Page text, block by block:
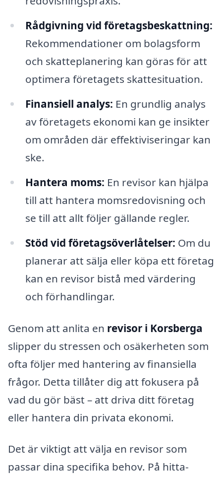
Rådgivning vid företagsbeskattning:
Rekommendationer om bolagsform
och skatteplanering kan göras för att
optimera företagets skattesituation.
Finansiell analys: En grundlig analys
av företagets ekonomi kan ge insikter
om områden där effektiviseringar kan
ske.
Hantera moms: En revisor kan hjälpa
till att hantera momsredovisning och
se till att allt följer gällande regler.
Stöd vid företagsöverlåtelser: Om du
planerar att sälja eller köpa ett företag
kan en revisor bistå med värdering
och förhandlingar.
Genom att anlita en revisor i Korsberga
slipper du stressen och osäkerheten som
ofta följer med hantering av finansiella
frågor. Detta tillåter dig att fokusera på
vad du gör bäst – att driva ditt företag
eller hantera din privata ekonomi.
Det är viktigt att välja en revisor som
passar dina specifika behov. På hitta-